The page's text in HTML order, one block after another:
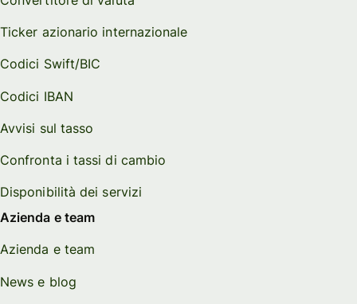
Ticker azionario internazionale
Codici Swift/BIC
Codici IBAN
Avvisi sul tasso
Confronta i tassi di cambio
Disponibilità dei servizi
Azienda e team
Azienda e team
News e blog